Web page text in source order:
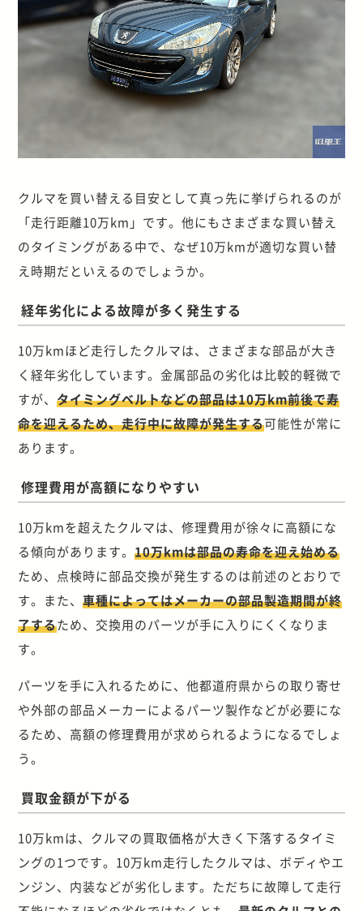
クルマを買い替える目安として真っ先に挙げられるのが
「走行距離10万km」です。他にもさまざまな買い替え
のタイミングがある中で、なぜ10万kmが適切な買い替
え時期だといえるのでしょうか。
経年劣化による故障が多く発生する
10万kmほど走行したクルマは、さまざまな部品が大き
く経年劣化しています。金属部品の劣化は比較的軽微で
すが、タイミングベルトなどの部品は10万km前後で寿
命を迎えるため、走行中に故障が発生する可能性が常に
あります。
修理費用が高額になりやすい
10万kmを超えたクルマは、修理費用が徐々に高額にな
る傾向があります。10万kmは部品の寿命を迎え始める
ため、点検時に部品交換が発生するのは前述のとおりで
す。また、車種によってはメーカーの部品製造期間が終
了するため、交換用のパーツが手に入りにくくなりま
す。
パーツを手に入れるために、他都道府県からの取り寄せ
や外部の部品メーカーによるパーツ製作などが必要にな
るため、高額の修理費用が求められるようになるでしょ
う。
買取金額が下がる
10万kmは、クルマの買取価格が大きく下落するタイミ
ングの1つです。10万km走行したクルマは、ボディやエ
ンジン、内装などが劣化します。ただちに故障して走行